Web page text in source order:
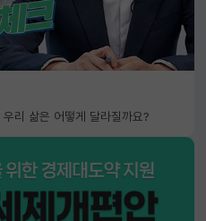
리 삶은 어떻게 달라질까요?